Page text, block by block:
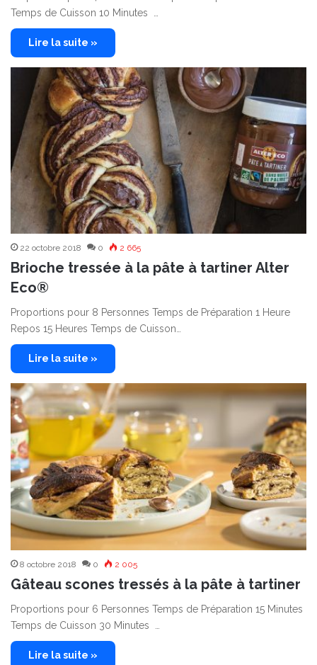
Temps de Cuisson 10 Minutes …
Lire la suite »
22 octobre 2018 0 2 665
Brioche tressée à la pâte à tartiner Alter
Eco®
Proportions pour 8 Personnes Temps de Préparation 1 Heure
Repos 15 Heures Temps de Cuisson…
Lire la suite »
8 octobre 2018 0 2 005
Gâteau scones tressés à la pâte à tartiner
Proportions pour 6 Personnes Temps de Préparation 15 Minutes
Temps de Cuisson 30 Minutes …
Lire la suite »